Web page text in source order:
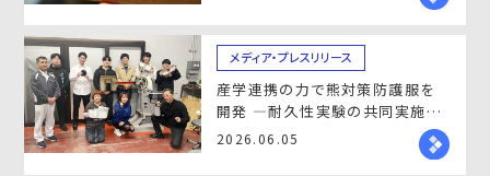
メディア・プレスリリース
産学連携の力で熊対策防護服を
開発 ―耐久性実験の共同実施に
よる社会実装の成果―
2026.06.05